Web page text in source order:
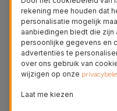
De camera aan de
5T is belangrijk
rekening mee houden dat
personalisatie mogelijk
aanbiedingen biedt die
persoonlijke gegevens en
advertenties te
over ons gebruik van
wijzigen op onze
Laat me kiezen